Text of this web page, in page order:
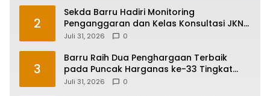
2
Sekda Barru Hadiri Monitoring
Penganggaran dan Kelas Konsultasi JKN
2026 Bersama BPJS Kesehatan di
Juli 31, 2026 0
3
Barru Raih Dua Penghargaan Terbaik
pada Puncak Harganas ke-33 Tingkat
Sulawesi Selatan
Juli 31, 2026 0